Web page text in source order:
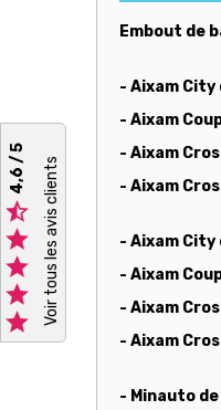





4,6 / 5 Voir tous les avis clients
Embout de
- Aixam City
- Aixam
- Aixam
- Aixam
- Aixam City
- Aixam
- Aixam
- Aixam
- Minauto